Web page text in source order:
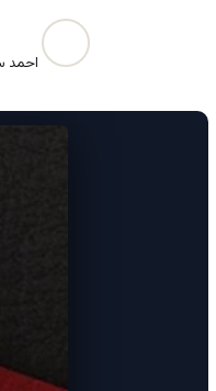
احمد